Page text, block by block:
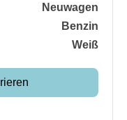
Neuwagen
Benzin
Weiß